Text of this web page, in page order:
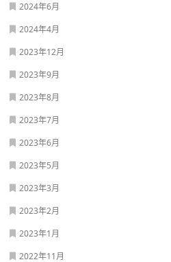
2024年6月
2024年4月
2023年12月
2023年9月
2023年8月
2023年7月
2023年6月
2023年5月
2023年3月
2023年2月
2023年1月
2022年11月